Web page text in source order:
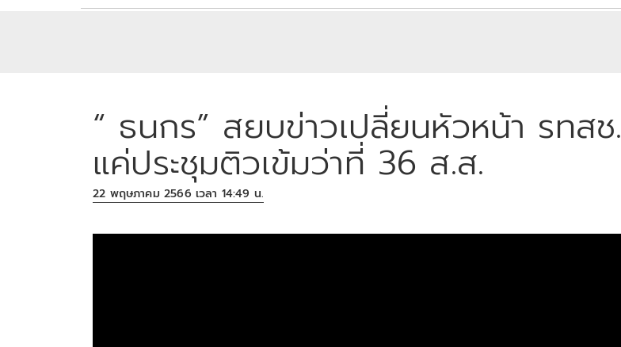
“ ธนกร” สยบข่าวเปลี่ยนหัวหน้า รทสช.
แค่ประชุมติวเข้มว่าที่ 36 ส.ส.
22 พฤษภาคม 2566 เวลา 14:49 น.